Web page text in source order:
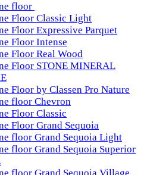
floor
Floor Classic Light
Floor Expressive Parquet
Floor Intense
Floor Real Wood
Floor STONE MINERAL
Floor by Classen Pro Nature
floor Chevron
Floor Classic
Floor Grand Sequoia
floor Grand Sequoia Light
floor Grand Sequoia Superior